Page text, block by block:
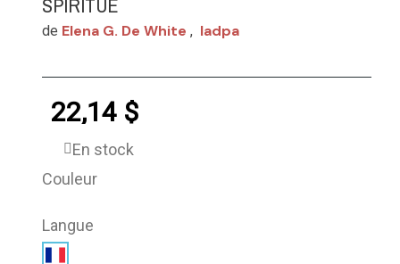
de Elena G. De White , Iadpa
22,14 $
En stock
Couleur
Langue